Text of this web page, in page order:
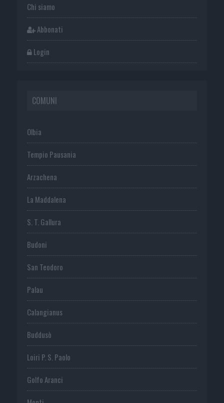
Chi siamo
Abbonati
Login
COMUNI
Olbia
Tempio Pausania
Arzachena
La Maddalena
S. T. Gallura
Budoni
San Teodoro
Palau
Calangianus
Buddusò
Loiri P. S. Paolo
Golfo Aranci